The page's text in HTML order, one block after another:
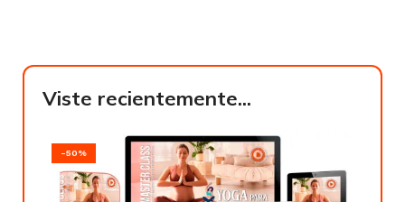
Viste recientemente...
-50%